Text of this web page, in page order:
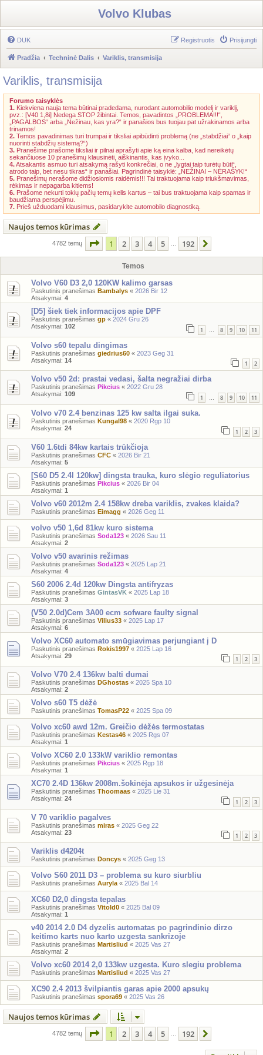
Volvo Klubas
DUK Prisijungti
Registruotis
Pradžia Techninė Dalis Variklis, transmisija
Variklis, transmisija
Forumo taisyklės
1. Kiekviena nauja tema būtinai pradedama, nurodant automobilio modelį ir variklį,
pvz.: [V40 1,8i] Nedega STOP žibintai. Temos, pavadintos „PROBLEMA!!!“,
„PAGALBOS“ arba „Nežinau, kas yra?“ ir panašios bus tuojau pat užrakinamos arba
trinamos!
2. Temos pavadinimas turi trumpai ir tiksliai apibūdinti problemą (ne „stabdžiai“ o „kaip
nuorinti stabdžių sistemą?“)
3. Pranešime prašome tiksliai ir pilnai aprašyti apie ką eina kalba, kad nereikėtų
sekančiuose 10 pranešimų klausinėti, aiškinantis, kas įvyko...
4.Atsakantis asmuo turi atsakymą rašyti konkrečiai, o ne „lygtai taip turėtų būti“,
atrodo taip, bet nesu tikras“ ir panašiai. Pagrindinė taisyklė: „NEŽINAI – NERAŠYK!“
5. Pranešimų nerašome didžiosiomis raidėmis!!! Tai traktuojama kaip triukšmavimas,
rėkimas ir nepagarba kitiems!
6. Prašome nekurti tokių pačių temų kelis kartus – tai bus traktuojama kaip spamas ir
baudžiama perspėjimu.
7. Prieš užduodami klausimus, pasidarykite automobilo diagnostiką.
Naujos temos kūrimas
4782 temų Puslapis 1iš 192
1 2 3 4 5 192
Temos
Volvo V60 D3 2,0 120KW kalimo garsas
Paskutinis pranešimas Bambalys « 2026 Bir 12
Atsakymai: 4
[D5] šiek tiek informacijos apie DPF
Paskutinis pranešimas gp « 2024 Gru 26
Atsakymai: 102 1 … 8 9 10 11
Volvo s60 tepalu dingimas
Paskutinis pranešimas giedrius60 « 2023 Geg 31
Atsakymai: 14 1 2
Volvo v50 2d: prastai vedasi, šalta negražiai dirba
Paskutinis pranešimas Pikcius « 2022 Gru 28
Atsakymai: 109 1 … 8 9 10 11
Volvo v70 2.4 benzinas 125 kw salta ilgai suka.
Paskutinis pranešimas Kungal98 « 2020 Rgp 10
Atsakymai: 24 1 2 3
V60 1.6tdi 84kw kartais trūkčioja
Paskutinis pranešimas CFC « 2026 Bir 21
Atsakymai: 5
[S60 D5 2.4l 120kw] dingsta trauka, kuro slėgio reguliatorius
Paskutinis pranešimas Pikcius « 2026 Bir 04
Atsakymai: 1
Volvo v60 2012m 2.4 158kw dreba variklis, zvakes klaida?
Paskutinis pranešimas Eimagg « 2026 Geg 11
volvo v50 1,6d 81kw kuro sistema
Paskutinis pranešimas Soda123 « 2026 Sau 11
Atsakymai: 2
Volvo v50 avarinis režimas
Paskutinis pranešimas Soda123 « 2025 Lap 21
Atsakymai: 4
S60 2006 2.4d 120kw Dingsta antifryzas
Paskutinis pranešimas GintasVK « 2025 Lap 18
Atsakymai: 3
(V50 2.0d)Cem 3A00 ecm sofware faulty signal
Paskutinis pranešimas Vilius33 « 2025 Lap 17
Atsakymai: 6
Volvo XC60 automato smūgiavimas perjungiant į D
Paskutinis pranešimas Rokis1997 « 2025 Lap 16
Atsakymai: 29 1 2 3
Volvo V70 2.4 136kw balti dumai
Paskutinis pranešimas DGhostas « 2025 Spa 10
Atsakymai: 2
Volvo s60 T5 dėžė
Paskutinis pranešimas TomasP22 « 2025 Spa 09
Volvo xc60 awd 12m. Greičio dėžės termostatas
Paskutinis pranešimas Kestas46 « 2025 Rgs 07
Atsakymai: 1
Volvo XC60 2.0 133kW variklio remontas
Paskutinis pranešimas Pikcius « 2025 Rgp 18
Atsakymai: 1
XC70 2.4D 136kw 2008m.šokinėja apsukos ir užgesinėja
Paskutinis pranešimas Thoomaas « 2025 Lie 31
Atsakymai: 24 1 2 3
V 70 variklio pagalves
Paskutinis pranešimas miras « 2025 Geg 22
Atsakymai: 23 1 2 3
Variklis d4204t
Paskutinis pranešimas Doncys « 2025 Geg 13
Volvo S60 2011 D3 – problema su kuro siurbliu
Paskutinis pranešimas Auryla« 2025 Bal 14
XC60 D2,0 dingsta tepalas
Paskutinis pranešimas Vitold0 « 2025 Bal 09
Atsakymai: 1
v40 2014 2.0 D4 dyzelis automatas po pagrindinio dirzo
keitimo karts nuo karto uzgesta sankrizoje
Paskutinis pranešimas Martisliud « 2025 Vas 27
Atsakymai: 2
Volvo xc60 2014 2,0 133kw uzgesta. Kuro slegiu problema
Paskutinis pranešimas Martisliud « 2025 Vas 27
XC90 2.4 2013 švilpiantis garas apie 2000 apsukų
Paskutinis pranešimas spora69 « 2025 Vas 26
Naujos temos kūrimas
4782 temų Puslapis 1iš 192
1 2 3 4 5 … 192